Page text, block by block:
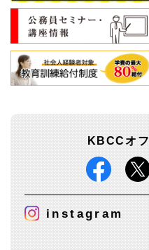
KBCCオ
instagram